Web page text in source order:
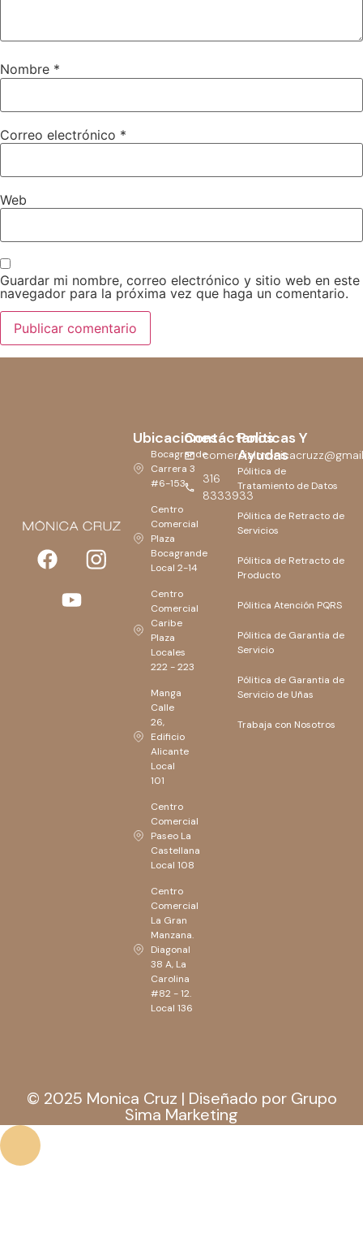
Nombre *
Correo electrónico *
Web
Guardar mi nombre, correo electrónico y sitio web en este
navegador para la próxima vez que haga un comentario.
Contáctanos
316
8333933
Ubicaciones
Bocagrande
Carrera 3
#6-153
Centro
Comercial
Plaza
Bocagrande
Local 2-14
Centro
Comercial
Caribe
Plaza
Locales
222 - 223
Manga
Calle
26,
Edificio
Alicante
Local
101
Centro
Comercial
Paseo La
Castellana
Local 108
Centro
Comercial
La Gran
Manzana.
Diagonal
38 A, La
Carolina
#82 - 12.
Local 136
Politicas Y
Ayudas
Pólitica de
Tratamiento de Datos
Pólitica de Retracto de
Servicios
Pólitica de Retracto de
Producto
Pólitica Atención PQRS
Pólitica de Garantia de
Servicio
Pólitica de Garantia de
Servicio de Uñas
Trabaja con Nosotros
© 2025 Monica Cruz | Diseñado por Grupo
Sima Marketing